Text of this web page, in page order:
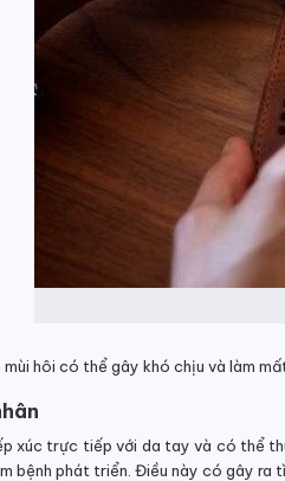
hôi có thể gây khó chịu và làm
xúc trực tiếp với da tay và có thể
bệnh phát triển. Điều này có gây ra